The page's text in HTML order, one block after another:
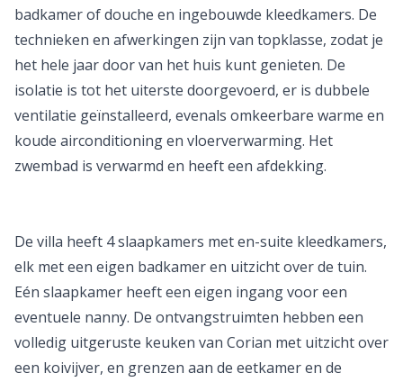
badkamer of douche en ingebouwde kleedkamers. De
technieken en afwerkingen zijn van topklasse, zodat je
het hele jaar door van het huis kunt genieten. De
isolatie is tot het uiterste doorgevoerd, er is dubbele
ventilatie geïnstalleerd, evenals omkeerbare warme en
koude airconditioning en vloerverwarming. Het
zwembad is verwarmd en heeft een afdekking.
De villa heeft 4 slaapkamers met en-suite kleedkamers,
elk met een eigen badkamer en uitzicht over de tuin.
Eén slaapkamer heeft een eigen ingang voor een
eventuele nanny. De ontvangstruimten hebben een
volledig uitgeruste keuken van Corian met uitzicht over
een koivijver, en grenzen aan de eetkamer en de